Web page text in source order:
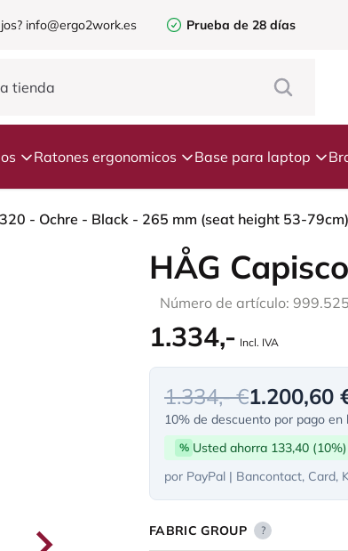
info@ergo2work.es Prueba de 28 días
Ratones ergonomicos Base para laptop
- Ochre - Black - 265 mm (seat height 53-
HÅG
Número de artículo:
1.334,- Incl. IVA
1.334,- €1.200,60
10% de descuento por pago en
% Usted ahorra 133,40 (10%)
por PayPal | Bancontact, Card,
FABRIC GROUP ?